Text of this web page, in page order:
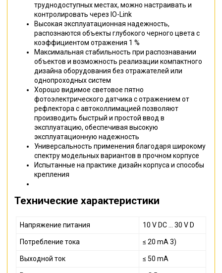
труднодоступных местах, можно настраивать и
контролировать через IO-Link
Высокая эксплуатационная надежность,
распознаются объекты глубокого черного цвета с
коэффициентом отражения 1 %
Максимальная стабильность при распознавании
объектов и возможность реализации компактного
дизайна оборудования без отражателей или
однопроходных систем
Хорошо видимое световое пятно
фотоэлектрического датчика с отражением от
рефлектора с автоколлимацией позволяют
производить быстрый и простой ввод в
эксплуатацию, обеспечивая высокую
эксплуатационную надежность
Универсальность применения благодаря широкому
спектру модельных вариантов в прочном корпусе
Испытанные на практике дизайн корпуса и способы
крепления
Технические характеристики
Напряжение питания 10 V DC ... 30 V D
Потребление тока ≤ 20 mA 3)
Выходной ток ≤ 50 mA